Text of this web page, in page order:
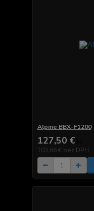
Alpine BBX-F1200
127,50 €
103,66 € bez DPH